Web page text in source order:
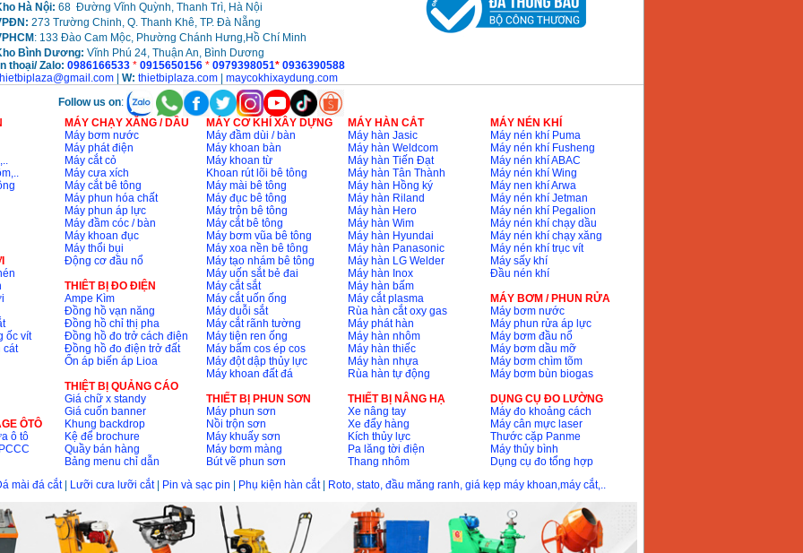
Máy bơm nước
Koshin SEV 50X
Hà Nội: 68 Đường Vĩnh Quỳnh, Thanh Trì, Hà Nội
273 Trường Chinh, Q. Thanh Khê, TP. Đà Nẵng
: 133 Đào Cam Mộc, Phường Chánh Hưng,Hồ Chí Minh
Bình Dương: Vĩnh Phú 24, Thuận An, Bình Dương
thoại/ Zalo: 0986166533 * 0915650156* 0979398051* 0936390588
| W: thietbiplaza.com| maycokhixaydung.com
Follow us on:
ốc vít
cát
ÔTÔ
ô tô
MÁY CHẠY XĂNG / DẦU
Máy bơm nước
Máy phát điện
Máy cắt cỏ
Máy cưa xích
Máy cắt bê tông
Máy phun hóa chất
Máy phun áp lực
Máy đầm cóc / bàn
Máy khoan đục
Máy thổi bụi
Động cơ đầu nổ
THIÊT BỊ ĐO ĐIỆN
Ampe Kìm
Đồng hồ vạn năng
Đồng hồ chỉ thị pha
Đồng hồ đo trở cách điện
Đồng hồ đo điện trở đất
Ổn áp biến áp Lioa
THIỆT BỊ QUẢNG CÁO
Giá chữ x standy
Giá cuốn banner
Khung backdrop
Kệ để brochure
Quầy bán hàng
Bảng menu chỉ dẫn
MÁY CƠ KHÍ XÂY DỰNG
Máy đầm dùi / bàn
Máy khoan bàn
Máy khoan từ
Khoan rút lõi bê tông
Máy mài bê tông
Máy đục bê tông
Máy trộn bê tông
Máy cắt bê tông
Máy bơm vũa bê tông
Máy xoa nền bê tông
Máy tạo nhám bê tông
Máy uốn sắt bẻ đai
Máy cắt sắt
Máy cắt uốn ống
Máy duỗi sắt
Máy cắt rãnh tường
Máy tiện ren ống
Máy bấm cos ép cos
Máy đột dập thủy lực
Máy khoan đất đá
THIẾT BỊ PHUN SƠN
Máy phun sơn
Nồi trộn sơn
Máy khuấy sơn
Máy bơm màng
Bút vẽ phun sơn
MÁY HÀN CẮT
Máy hàn Jasic
Máy hàn Weldcom
Máy hàn Tiến Đạt
Máy hàn Tân Thành
Máy hàn Hồng ký
Máy hàn Riland
Máy hàn Hero
Máy hàn Wim
Máy hàn Hyundai
Máy hàn Panasonic
Máy hàn LG Welder
Máy hàn Inox
Máy hàn bấm
Máy cắt plasma
Rùa hàn cắt oxy gas
Máy phát hàn
Máy hàn nhôm
Máy hàn thiếc
Máy hàn nhựa
Rùa hàn tự động
THIẾT BỊ NÂNG HẠ
Xe nâng tay
Xe đẩy hàng
Kích thủy lực
Pa lăng tời điện
Thang nhôm
MÁY NÉN KHÍ
Máy nén khí Puma
Máy nén khí Fusheng
Máy nén khí ABAC
Máy nén khí Wing
Máy nen khí Arwa
Máy nén khí Jetman
Máy nén khí Pegalion
Máy nén khí chạy dầu
Máy nén khí chạy xăng
Máy nén khí trục vít
Máy sấy khí
Đầu nén khí
MÁY BƠM / PHUN RỬA
Máy bơm nước
Máy phun rửa áp lực
Máy bơm đầu nổ
Máy bơm dầu mỡ
Máy bơm chìm tõm
Máy bơm bùn biogas
DỤNG CỤ ĐO LƯỜNG
Máy đo khoảng cách
Máy cân mực laser
Thước cặp Panme
Máy thủy bình
Dụng cụ đo tổng hợp
mài đá cắt| Lưỡi cưa lưỡi cắt| Pin và sạc pin Phụ kiện hàn cắt| Roto, stato, đầu măng ranh, giá kẹp máy khoan,máy cắt,..